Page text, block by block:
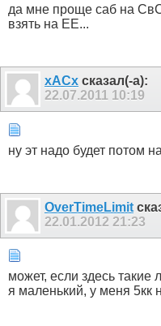
да мне проще саб на
взять на ЕЕ...
xACx сказал(-а):
22.07.2011 10:19
ну эт надо будет потом
OverTimeLimit
22.01.2012 21:23
может, если здесь
я маленький, у меня 5кк